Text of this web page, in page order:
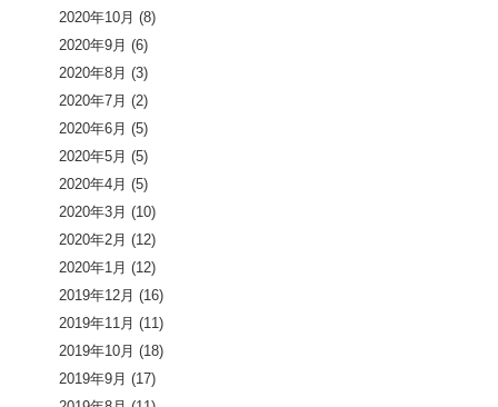
2020年10月 (8)
2020年9月 (6)
2020年8月 (3)
2020年7月 (2)
2020年6月 (5)
2020年5月 (5)
2020年4月 (5)
2020年3月 (10)
2020年2月 (12)
2020年1月 (12)
2019年12月 (16)
2019年11月 (11)
2019年10月 (18)
2019年9月 (17)